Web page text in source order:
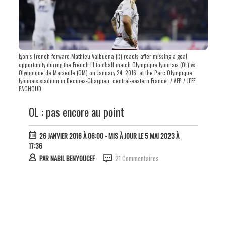
Lyon’s French forward Mathieu Valbuena (R) reacts after missing a goal
opportunity during the French L1 football match Olympique Lyonnais (OL) vs
Olympique de Marseille (OM) on January 24, 2016, at the Parc Olympique
Lyonnais stadium in Decines-Charpieu, central-eastern France. / AFP / JEFF
PACHOUD
OL : pas encore au point
26 JANVIER 2016 À 06:00- MIS À JOUR LE 5 MAI 2023 À
17:36
PARNABIL BENYOUCEF 21 Commentaires